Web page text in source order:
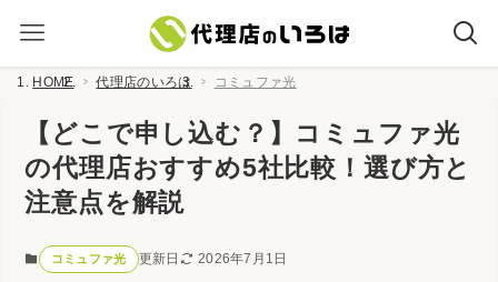
HOME 代理店のいろは コミュファ光
【どこで申し込む？】コミュファ光
の代理店おすすめ5社比較！選び方と
注意点を解説
コミュファ光 更新日 2026年7月1日